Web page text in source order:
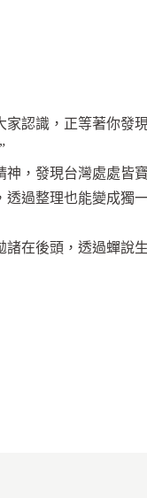
認識，正等著你發
，發現台灣處處皆
過整理也能變成獨
在後頭，透過蟬說